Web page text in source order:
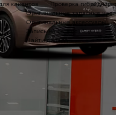
клиентов
Проверка гибридной
Оригинальные запасные
Оригинальные аксессуары
Запись на сервис
Найти дилера